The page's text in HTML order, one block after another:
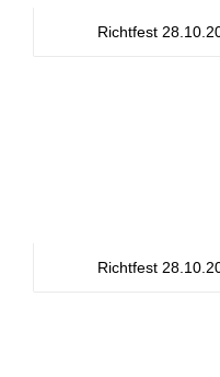
Richtfest
Richtfest